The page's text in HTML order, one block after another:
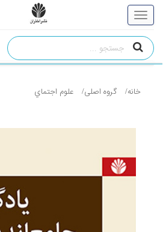
خانه گروه اصلی علوم اجتماي